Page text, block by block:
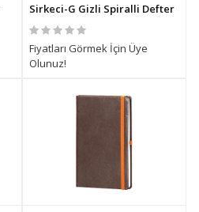
Sirkeci-G Gizli Spiralli Defter
Fiyatları Görmek İçin Üye
Olunuz!